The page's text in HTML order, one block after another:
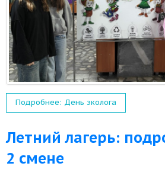
Подробнее: День эколога
Летний лагерь:
2 смене